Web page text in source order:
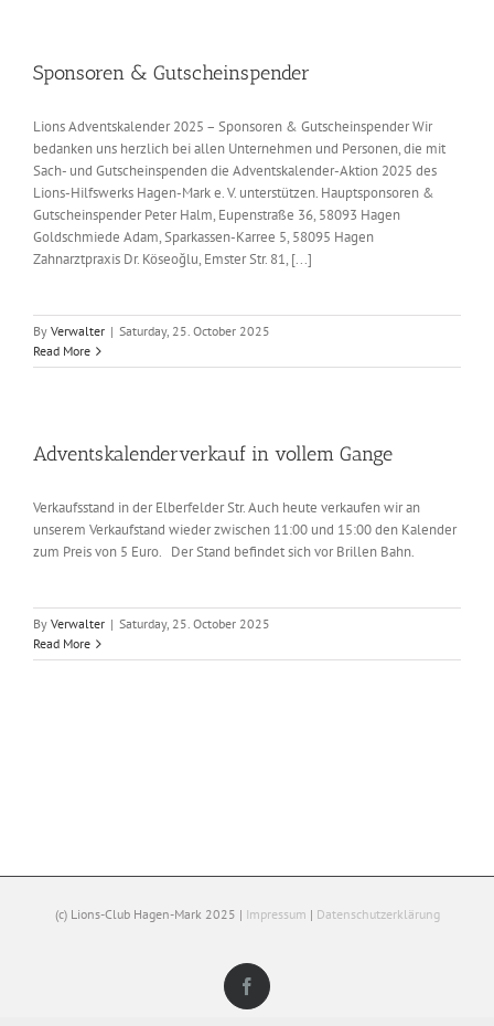
Sponsoren & Gutscheinspender
Lions Adventskalender 2025 – Sponsoren & Gutscheinspender Wir
bedanken uns herzlich bei allen Unternehmen und Personen, die mit
Sach- und Gutscheinspenden die Adventskalender-Aktion 2025 des
Lions-Hilfswerks Hagen-Mark e. V. unterstützen. Hauptsponsoren &
Gutscheinspender Peter Halm, Eupenstraße 36, 58093 Hagen
Goldschmiede Adam, Sparkassen-Karree 5, 58095 Hagen
Zahnarztpraxis Dr. Köseoğlu, Emster Str. 81, [...]
By Verwalter | Saturday, 25. October 2025
Read More
Adventskalenderverkauf in vollem Gange
Verkaufsstand in der Elberfelder Str. Auch heute verkaufen wir an
unserem Verkaufstand wieder zwischen 11:00 und 15:00 den Kalender
zum Preis von 5 Euro. Der Stand befindet sich vor Brillen Bahn.
By Verwalter | Saturday, 25. October 2025
Read More
(c) Lions-Club Hagen-Mark 2025 | Impressum | Datenschutzerklärung
Facebook